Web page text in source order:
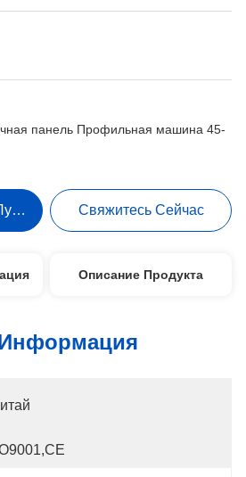
панель Профильная машина 45-
ЦенуСвяжитесь Сейчас
Описание Продукта